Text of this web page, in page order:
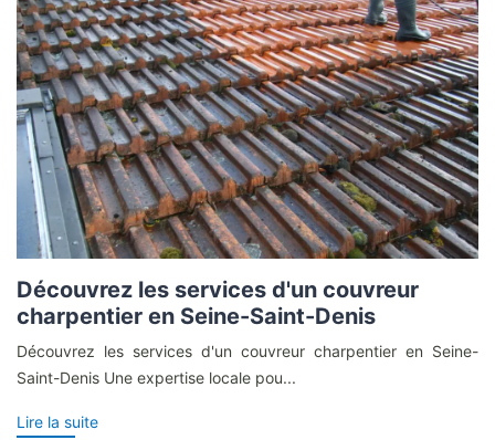
Découvrez les services d'un couvreur
charpentier en Seine-Saint-Denis
Découvrez les services d'un couvreur charpentier en Seine-
Saint-Denis Une expertise locale pou...
Lire la suite